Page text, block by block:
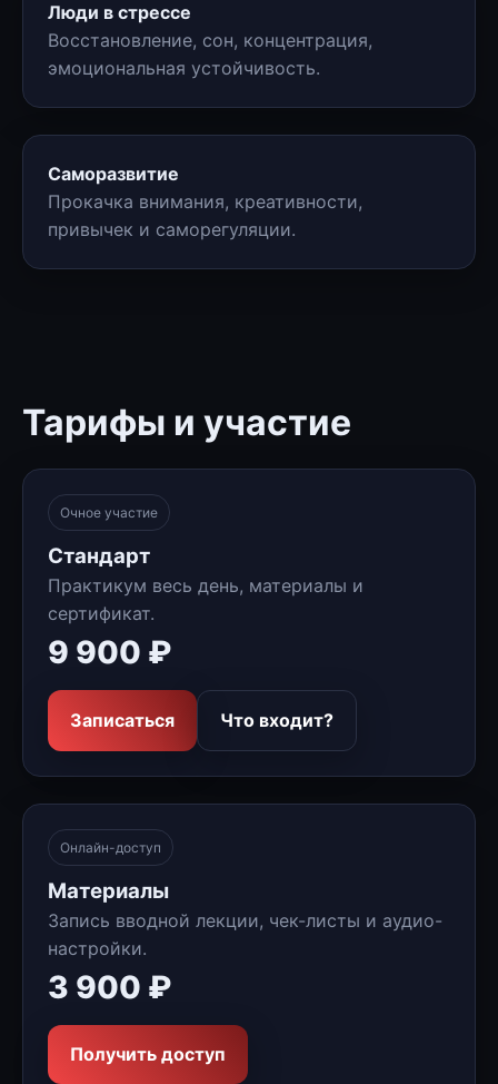
Люди в стрессе
Восстановление, сон, концентрация,
эмоциональная устойчивость.
Саморазвитие
Прокачка внимания, креативности,
привычек и саморегуляции.
Тарифы и участие
Очное участие
Стандарт
Практикум весь день, материалы и
сертификат.
9 900 ₽
Записаться Что входит?
Онлайн-доступ
Материалы
Запись вводной лекции, чек-листы и аудио-
настройки.
3 900 ₽
Получить доступ